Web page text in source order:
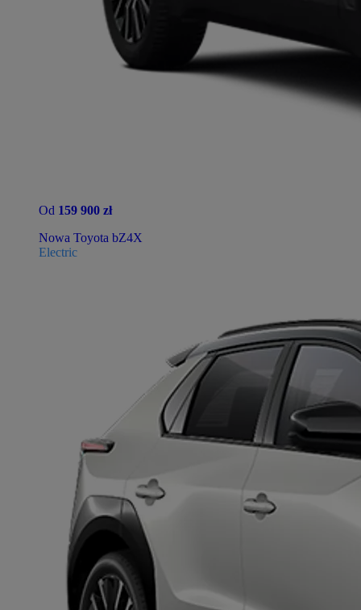
Od 159 900 zł
Nowa Toyota bZ4X
Electric